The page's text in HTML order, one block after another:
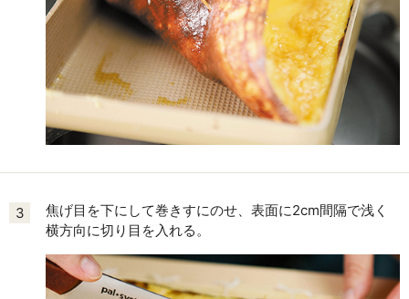
3
焦げ目を下にして巻きすにのせ、表面に2cm間隔で浅く
横方向に切り目を入れる。